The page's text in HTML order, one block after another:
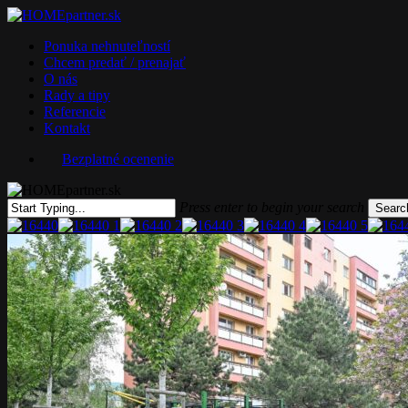
Skip
content
Ponuka nehnuteľností
Chcem predať / prenajať
O nás
Rady a tipy
Referencie
Kontakt
Bezplatné ocenenie
Close
Search